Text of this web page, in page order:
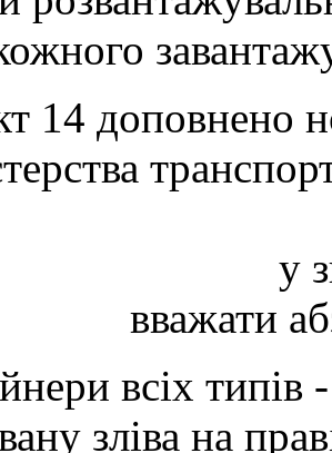
14 доповнено
у
вважати
всіх
зліва на